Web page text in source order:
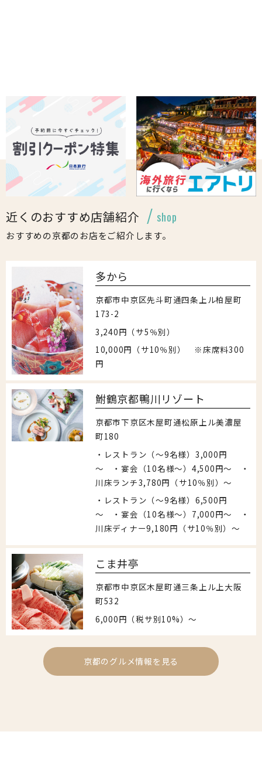
近くのおすすめ店舗紹介 shop
おすすめの京都のお店をご紹介します。
多から
京都市中京区先斗町通四条上ル柏屋町
173-2
3,240円（サ5％別）
10,000円（サ10％別） ※床席料300
円
鮒鶴京都鴨川リゾート
京都市下京区木屋町通松原上ル美濃屋
町180
・レストラン（～9名様）3,000円
～ ・宴会（10名様～）4,500円～ ・
川床ランチ3,780円（サ10％別）〜
・レストラン（～9名様）6,500円
～ ・宴会（10名様～）7,000円～ ・
川床ディナー9,180円（サ10％別）〜
こま井亭
京都市中京区木屋町通三条上ル上大阪
町532
6,000円（税サ別10%）〜
京都のグルメ情報を見る